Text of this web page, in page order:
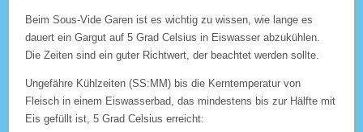
Beim Sous-Vide Garen ist es wichtig zu wissen, wie lange es
dauert ein Gargut auf 5 Grad Celsius in Eiswasser abzukühlen.
Die Zeiten sind ein guter Richtwert, der beachtet werden sollte.
Ungefähre Kühlzeiten (SS:MM) bis die Kerntemperatur von
Fleisch in einem Eiswasserbad, das mindestens bis zur Hälfte mit
Eis gefüllt ist, 5 Grad Celsius erreicht: